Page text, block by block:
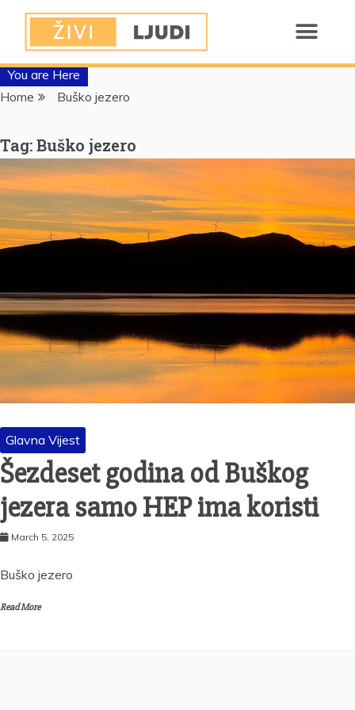
You are Here
Home
Buško jezero
Tag:Buško jezero
Glavna Vijest
Šezdeset godina od Buškog
jezera samo HEP ima koristi
March 5, 2025
Buško jezero
Read More